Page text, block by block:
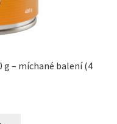
g – míchané balení (4